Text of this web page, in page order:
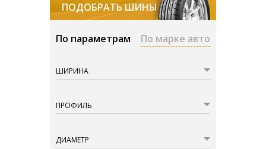
ПОДОБРАТЬ ШИНЫ
По параметрам По марке авто
ШИРИНА
ПРОФИЛЬ
ДИАМЕТР